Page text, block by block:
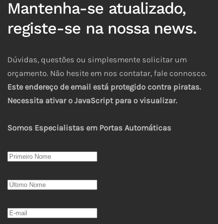
Mantenha-se atualizado,
registe-se na nossa news.
Dúvidas, questões ou simplesmente solicitar um
orçamento. Não hesite em nos contatar, fale connosco.
Este endereço de email está protegido contra piratas.
Necessita ativar o JavaScript para o visualizar.
Somos Especialistas em Portas Automáticas